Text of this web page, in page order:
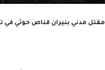
مقتل مدني بنيران قناص حوثي في